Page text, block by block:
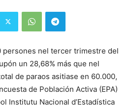
persones nel tercer trimestre del
un 28,68% más que nel
de paraos asitiase en 60.000,
de Población Activa (EPA)
Institutu Nacional d’Estadística